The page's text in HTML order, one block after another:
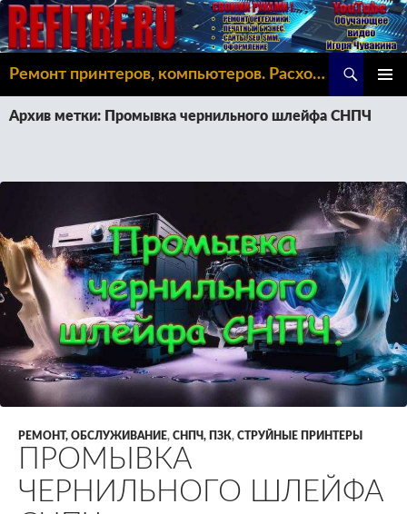
Ремонт принтеров, компьютеров. Расходка, Omoda C5
МЕНЮ
К
СОДЕРЖИМОМУ
Архив метки: Промывка чернильного шлейфа СНПЧ
РЕМОНТ, ОБСЛУЖИВАНИЕ, СНПЧ, ПЗК, СТРУЙНЫЕ ПРИНТЕРЫ
ПРОМЫВКА
ЧЕРНИЛЬНОГО ШЛЕЙФА